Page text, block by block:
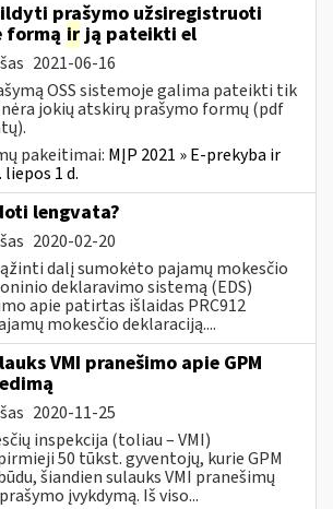
prašymo užsiregistruoti
formą irją pateikti el
2021-06-16
OSS sistemoje galima pateikti tik
jokių atskirų prašymo formų (pdf
pakeitimai: MĮP 2021 » E-prekyba ir
liepos 1 d.
lengvata?
2020-02-20
dalį sumokėto pajamų mokesčio
deklaravimo sistemą (EDS)
apie patirtas išlaidas PRC912
mokesčio deklaraciją....
VMI pranešimo apie GPM
2020-11-25
inspekcija (toliau – VMI)
50 tūkst. gyventojų, kurie GPM
šiandien sulauks VMI pranešimų
įvykdymą. Iš viso...